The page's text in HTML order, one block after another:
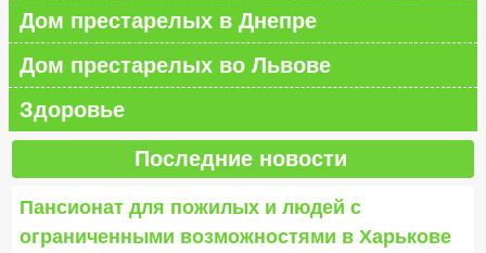
Дом престарелых в Днепре
Дом престарелых во Львове
Здоровье
Последние новости
Пансионат для пожилых и людей с
ограниченными возможностями в Харькове